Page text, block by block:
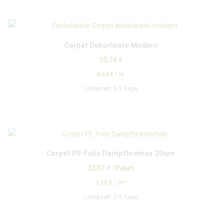
Corpet Dekorleiste Modern
20,74 €
8,64 € / m
Lieferzeit: 2-5 Tage
Corpet PE-Folie Dampfbremse 30qm
32,97 € /Paket
1,10 € / m²
Lieferzeit: 2-5 Tage